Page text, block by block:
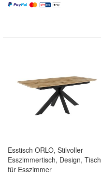
Esstisch ORLO, Stilvoller
Esszimmertisch, Design, Tisch
für Esszimmer